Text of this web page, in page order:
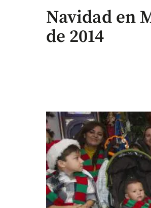
Navidad en
de 2014